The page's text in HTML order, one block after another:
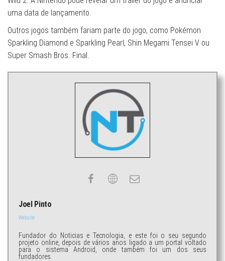
uma data de lançamento.
Outros jogos também fariam parte do jogo, como Pokémon
Sparkling Diamond e Sparkling Pearl, Shin Megami Tensei V ou
Super Smash Bros. Final.
Joel Pinto
Website
Fundador do Noticias e Tecnologia, e este foi o seu segundo
projeto online, depois de vários anos ligado a um portal voltado
para o sistema Android, onde também foi um dos seus
fundadores.